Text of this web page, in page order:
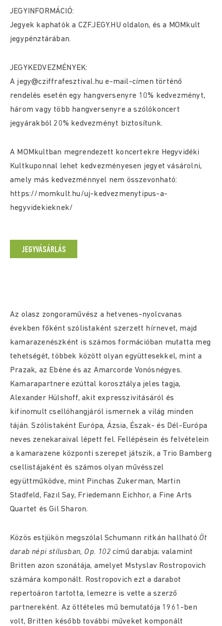
JEGYINFORMÁCIÓ:
Jegyek kaphatók a CZF.JEGY.HU oldalon, és a MOMkult
jegypénztárában.
JEGYKEDVEZMÉNYEK:
A jegy@cziffrafesztival.hu e-mail-címen történő
rendelés esetén egy hangversenyre 10% kedvezményt,
három vagy több hangversenyre a szólókoncert
jegyárakból 20% kedvezményt biztosítunk.
A MOMkultban megrendezett koncertekre Hegyvidéki
Kultkuponnal lehet kedvezményesen jegyet vásárolni,
amely más kedvezménnyel nem összevonható:
https://momkult.hu/uj-kedvezmenytipus-a-
hegyvidekieknek/
JEGYVÁSÁRLÁS
Az olasz zongoraművész a hetvenes-nyolcvanas
években főként szólistaként szerzett hírnevet, majd
kamarazenészként is számos formációban mutatta meg
tehetségét, többek között olyan együttesekkel, mint a
Prazak, az Ebène és az Amarcorde Vonósnégyes.
Kamarapartnere ezúttal korosztálya jeles tagja,
Alexander Hülshoff, akit expresszivitásáról és
kifinomult csellóhangjáról ismernek a világ minden
táján. Szólistaként Európa, Ázsia, Észak- és Dél-Európa
neves zenekaraival lépett fel. Fellépésein és felvételein
a kamarazene központi szerepet játszik, a Trio Bamberg
csellistájaként és számos olyan művésszel
együttműködve, mint Pinchas Zukerman, Martin
Stadfeld, Fazıl Say, Friedemann Eichhor, a Fine Arts
Quartet és Gil Sharon.
Közös estjükön megszólal Schumann ritkán hallható Öt
darab népi stílusban, Op. 102című darabja; valamint
Britten azon szonátája, amelyet Mstyslav Rostropovich
számára komponált. Rostropovich ezt a darabot
repertoáron tartotta, lemezre is vette a szerző
partnereként. Az öttételes mű bemutatója 1961-ben
volt, Britten később további műveket komponált